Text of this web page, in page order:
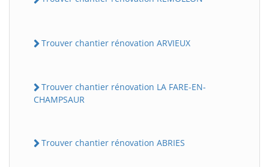
Trouver chantier rénovation ARVIEUX
Trouver chantier rénovation LA FARE-EN-
CHAMPSAUR
Trouver chantier rénovation ABRIES